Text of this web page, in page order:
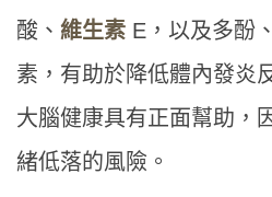
酸、 維生素 E，以及多酚
素，有助於降低體內發炎
大腦健康具有正面幫助，
緒低落的風險。